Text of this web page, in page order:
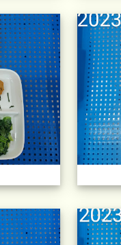
午餐擺盤 (
午餐擺盤 (